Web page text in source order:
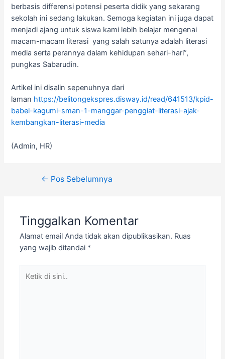
berbasis differensi potensi peserta didik yang sekarang
sekolah ini sedang lakukan. Semoga kegiatan ini juga dapat
menjadi ajang untuk siswa kami lebih belajar mengenai
macam-macam literasi yang salah satunya adalah literasi
media serta perannya dalam kehidupan sehari-hari”,
pungkas Sabarudin.
Artikel ini disalin sepenuhnya dari
laman https://belitongekspres.disway.id/read/641513/kpid-
babel-kagumi-sman-1-manggar-penggiat-literasi-ajak-
kembangkan-literasi-media
(Admin, HR)
Navigasi
← Pos Sebelumnya
Tinggalkan Komentar
Alamat email Anda tidak akan dipublikasikan. Ruas
yang wajib ditandai *